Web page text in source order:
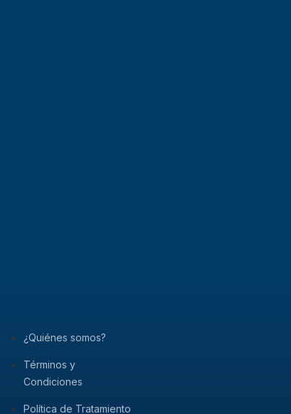
¿Quiénes somos?
Términos y
Condiciones
Política de Tratamiento